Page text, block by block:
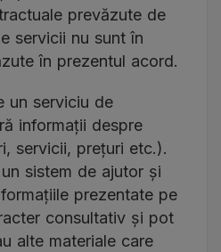
prevăzute de
servicii nu sunt în
în prezentul acord.
un serviciu de
informații despre
servicii, prețuri etc.).
sistem de ajutor și
prezentate pe
consultativ și pot
alte materiale care